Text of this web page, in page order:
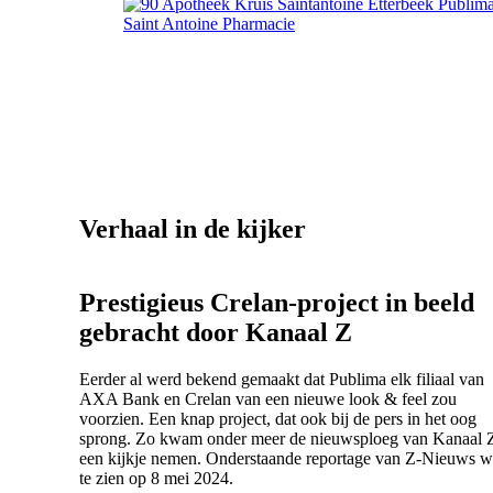
Saint Antoine Pharmacie
Verhaal in de kijker
Prestigieus Crelan-project in beeld
gebracht door Kanaal Z
Eerder al werd bekend gemaakt dat Publima elk filiaal van
AXA Bank en Crelan van een nieuwe look & feel zou
voorzien. Een knap project, dat ook bij de pers in het oog
sprong. Zo kwam onder meer de nieuwsploeg van Kanaal
een kijkje nemen. Onderstaande reportage van Z-Nieuws
te zien op 8 mei 2024.